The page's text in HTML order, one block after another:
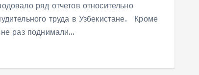
ряд отчетов относительно
труда в Узбекистане. Кроме
не раз поднимали…